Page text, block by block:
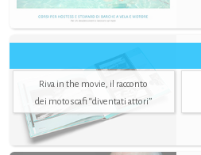
Riva in the movie, il racconto
dei motoscafi “diventati attori”